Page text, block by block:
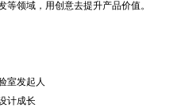
领域，用创意去提升产品价值。
室发起人
计成长